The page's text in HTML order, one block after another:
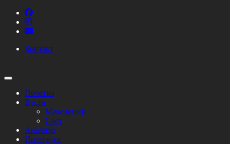
Контакт
Почетна
Вести
Македонија
Свет
Анализи
Интервјуа